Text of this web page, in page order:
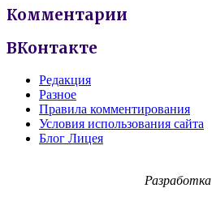
Комментарии
ВКонтакте
Редакция
Разное
Правила комментирования
Условия использования сайта
Блог Лицея
Разработка